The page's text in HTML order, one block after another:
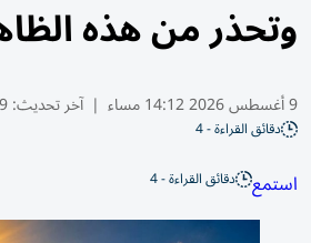
وتحذر من هذه
9 أغسطس 2026 14:12 مساء | آخر تحديث:9 أغسطس 14:38 2026
دقائق القراءة - 4
استمع دقائق القراءة - 4